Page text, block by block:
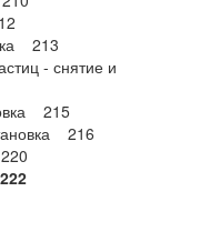
213
- снятие и
215
216